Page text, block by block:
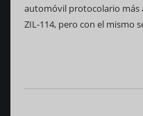
automóvil protocolario más
ZIL-114, pero con el mismo